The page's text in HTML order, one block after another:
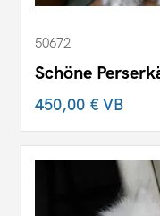
50672
Schöne
450,00 €VB